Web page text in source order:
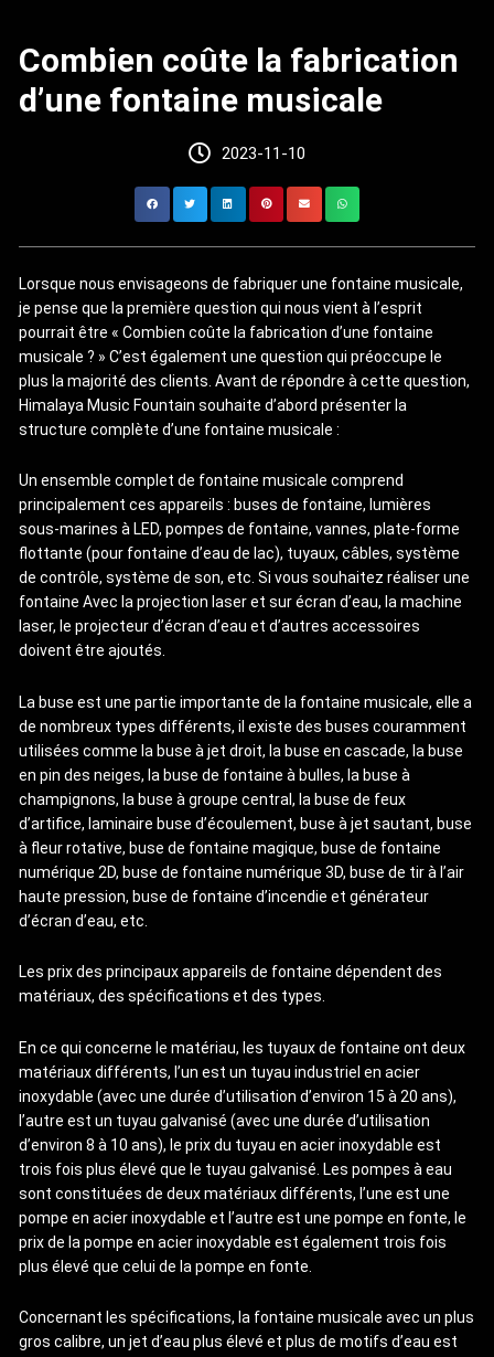
Combien coûte la fabrication
d’une fontaine musicale
2023-11-10
Lorsque nous envisageons de fabriquer une fontaine musicale,
je pense que la première question qui nous vient à l’esprit
pourrait être « Combien coûte la fabrication d’une fontaine
musicale ? » C’est également une question qui préoccupe le
plus la majorité des clients. Avant de répondre à cette question,
Himalaya Music Fountain souhaite d’abord présenter la
structure complète d’une fontaine musicale :
Un ensemble complet de fontaine musicale comprend
principalement ces appareils : buses de fontaine, lumières
sous-marines à LED, pompes de fontaine, vannes, plate-forme
flottante (pour fontaine d’eau de lac), tuyaux, câbles, système
de contrôle, système de son, etc. Si vous souhaitez réaliser une
fontaine Avec la projection laser et sur écran d’eau, la machine
laser, le projecteur d’écran d’eau et d’autres accessoires
doivent être ajoutés.
La buse est une partie importante de la fontaine musicale, elle a
de nombreux types différents, il existe des buses couramment
utilisées comme la buse à jet droit, la buse en cascade, la buse
en pin des neiges, la buse de fontaine à bulles, la buse à
champignons, la buse à groupe central, la buse de feux
d’artifice, laminaire buse d’écoulement, buse à jet sautant, buse
à fleur rotative, buse de fontaine magique, buse de fontaine
numérique 2D, buse de fontaine numérique 3D, buse de tir à l’air
haute pression, buse de fontaine d’incendie et générateur
d’écran d’eau, etc.
Les prix des principaux appareils de fontaine dépendent des
matériaux, des spécifications et des types.
En ce qui concerne le matériau, les tuyaux de fontaine ont deux
matériaux différents, l’un est un tuyau industriel en acier
inoxydable (avec une durée d’utilisation d’environ 15 à 20 ans),
l’autre est un tuyau galvanisé (avec une durée d’utilisation
d’environ 8 à 10 ans), le prix du tuyau en acier inoxydable est
trois fois plus élevé que le tuyau galvanisé. Les pompes à eau
sont constituées de deux matériaux différents, l’une est une
pompe en acier inoxydable et l’autre est une pompe en fonte, le
prix de la pompe en acier inoxydable est également trois fois
plus élevé que celui de la pompe en fonte.
Concernant les spécifications, la fontaine musicale avec un plus
gros calibre, un jet d’eau plus élevé et plus de motifs d’eau est